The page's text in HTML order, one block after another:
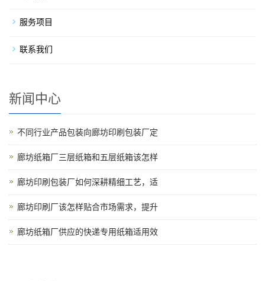
服务项目
联系我们
新闻中心
不同行业产品包装向廊坊印刷包装厂定
廊坊纸箱厂三层纸箱和五层纸箱该怎样
廊坊印刷包装厂如何深耕精细工艺，适
廊坊印刷厂该怎样贴合市场需求，提升
廊坊纸箱厂供应的快递专用纸箱适用效